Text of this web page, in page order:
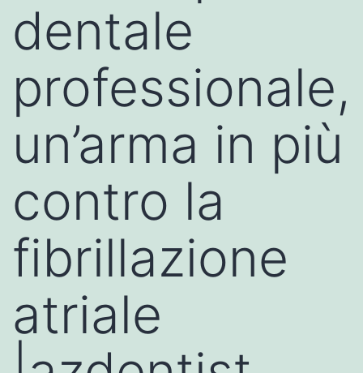
dentale
professionale,
un’arma in più
contro la
fibrillazione
atriale